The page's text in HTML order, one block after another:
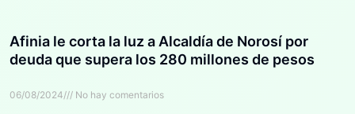
Afinia le corta la luz a Alcaldía de Norosí por
deuda que supera los 280 millones de pesos
06/08/2024 No hay comentarios